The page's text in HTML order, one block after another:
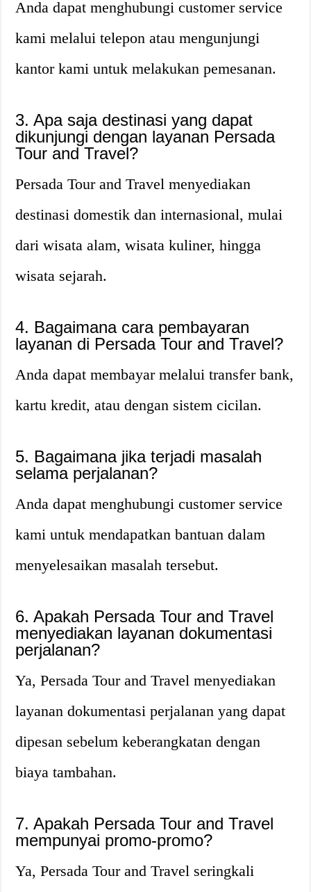
Anda dapat menghubungi customer service
kami melalui telepon atau mengunjungi
kantor kami untuk melakukan pemesanan.
3. Apa saja destinasi yang dapat
dikunjungi dengan layanan Persada
Tour and Travel?
Persada Tour and Travel menyediakan
destinasi domestik dan internasional, mulai
dari wisata alam, wisata kuliner, hingga
wisata sejarah.
4. Bagaimana cara pembayaran
layanan di Persada Tour and Travel?
Anda dapat membayar melalui transfer bank,
kartu kredit, atau dengan sistem cicilan.
5. Bagaimana jika terjadi masalah
selama perjalanan?
Anda dapat menghubungi customer service
kami untuk mendapatkan bantuan dalam
menyelesaikan masalah tersebut.
6. Apakah Persada Tour and Travel
menyediakan layanan dokumentasi
perjalanan?
Ya, Persada Tour and Travel menyediakan
layanan dokumentasi perjalanan yang dapat
dipesan sebelum keberangkatan dengan
biaya tambahan.
7. Apakah Persada Tour and Travel
mempunyai promo-promo?
Ya, Persada Tour and Travel seringkali